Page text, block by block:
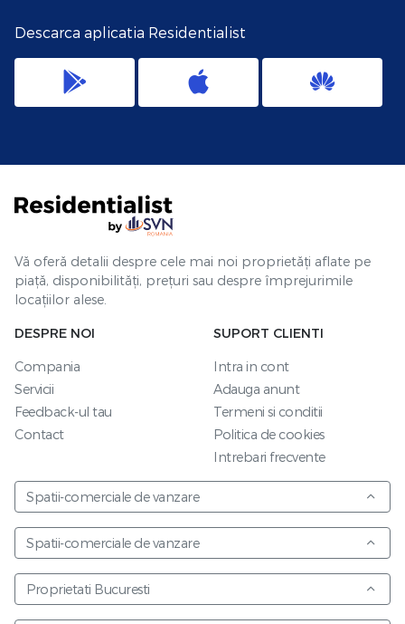
Descarca aplicatia Residentialist
Vă oferă detalii despre cele mai noi proprietăți aflate pe
piață, disponibilități, prețuri sau despre împrejurimile
locațiilor alese.
DESPRE NOI
Compania
Servicii
Feedback-ul tau
Contact
SUPORT CLIENTI
Intra in cont
Adauga anunt
Termeni si conditii
Politica de cookies
Intrebari frecvente
Spatii-comerciale de vanzare
Spatii-comerciale de vanzare
Proprietati Bucuresti